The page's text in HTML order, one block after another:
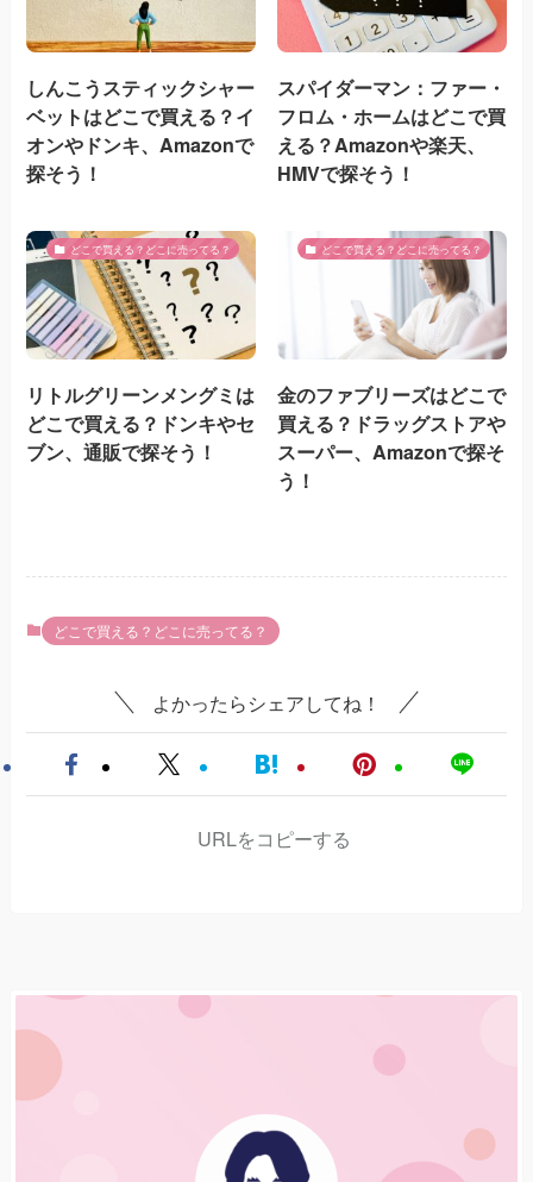
しんこうスティックシャー
ベットはどこで買える？イ
オンやドンキ、Amazonで
探そう！
スパイダーマン：ファー・
フロム・ホームはどこで買
える？Amazonや楽天、
HMVで探そう！
どこで買える？どこに売ってる？
リトルグリーンメングミは
どこで買える？ドンキやセ
ブン、通販で探そう！
どこで買える？どこに売ってる？
金のファブリーズはどこで
買える？ドラッグストアや
スーパー、Amazonで探そ
う！
どこで買える？どこに売ってる？
よかったらシェアしてね！
URLをコピーする